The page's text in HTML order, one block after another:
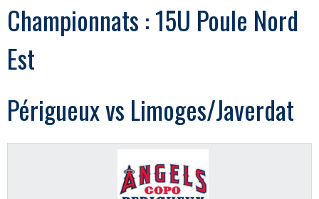
Championnats :15U Poule Nord
Est
Périgueux vs Limoges/Javerdat